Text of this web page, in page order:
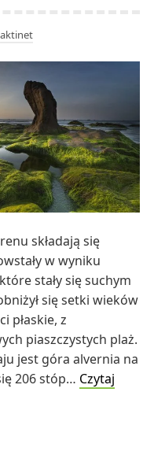
aktinet
składają się
w wyniku
stały się suchym
się setki wieków
płaskie, z
piaszczystych plaż.
jest góra alvernia na
206 stóp… Czytaj